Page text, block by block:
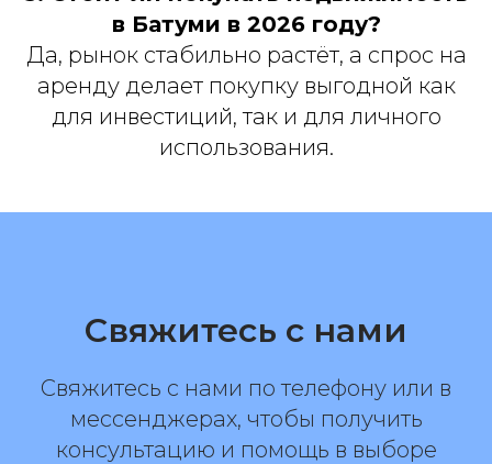
в Батуми в 2026 году?
Да, рынок стабильно растёт, а спрос на
аренду делает покупку выгодной как
для инвестиций, так и для личного
использования.
Свяжитесь с нами
Свяжитесь с нами по телефону или в
мессенджерах, чтобы получить
консультацию и помощь в выборе